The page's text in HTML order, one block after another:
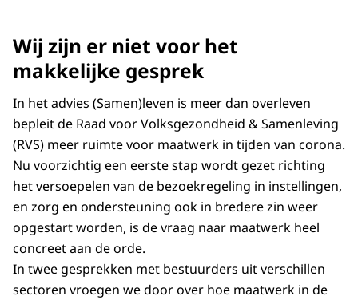
Wij zijn er niet voor het
makkelijke gesprek
In het advies (Samen)leven is meer dan overleven
bepleit de Raad voor Volksgezondheid & Samenleving
(RVS) meer ruimte voor maatwerk in tijden van corona.
Nu voorzichtig een eerste stap wordt gezet richting
het versoepelen van de bezoekregeling in instellingen,
en zorg en ondersteuning ook in bredere zin weer
opgestart worden, is de vraag naar maatwerk heel
concreet aan de orde.
In twee gesprekken met bestuurders uit verschillen
sectoren vroegen we door over hoe maatwerk in de